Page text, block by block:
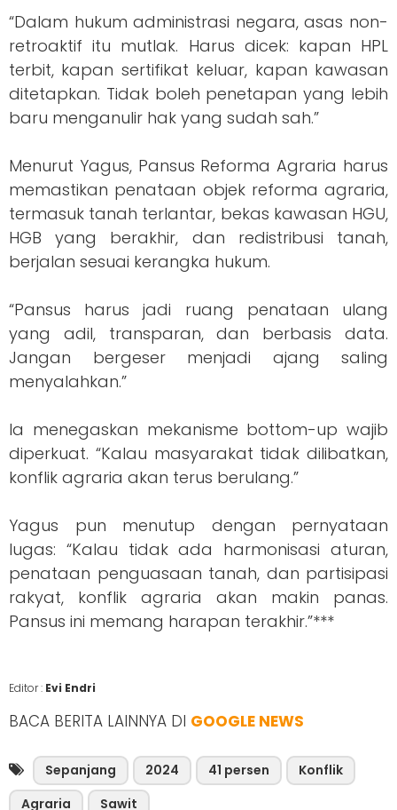
“Dalam hukum administrasi negara, asas non-
retroaktif itu mutlak. Harus dicek: kapan HPL
terbit, kapan sertifikat keluar, kapan kawasan
ditetapkan. Tidak boleh penetapan yang lebih
baru menganulir hak yang sudah sah.”
Menurut Yagus, Pansus Reforma Agraria harus
memastikan penataan objek reforma agraria,
termasuk tanah terlantar, bekas kawasan HGU,
HGB yang berakhir, dan redistribusi tanah,
berjalan sesuai kerangka hukum.
“Pansus harus jadi ruang penataan ulang
yang adil, transparan, dan berbasis data.
Jangan bergeser menjadi ajang saling
menyalahkan.”
Ia menegaskan mekanisme bottom-up wajib
diperkuat. “Kalau masyarakat tidak dilibatkan,
konflik agraria akan terus berulang.”
Yagus pun menutup dengan pernyataan
lugas: “Kalau tidak ada harmonisasi aturan,
penataan penguasaan tanah, dan partisipasi
rakyat, konflik agraria akan makin panas.
Pansus ini memang harapan terakhir.”***
Editor : Evi Endri
BACA BERITA LAINNYA DI GOOGLE NEWS
Sepanjang 2024 41 persen
Konflik
Agraria
Sawit